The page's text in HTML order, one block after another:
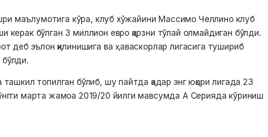
маълумотига кўра, клуб хўжайини Массимо Челлино клуб
керак бўлган 3 миллион евро қарзни тўлай олмайдиган бўлди.
деб эълон қилинишига ва ҳаваскорлар лигасига тушириб
топилган бўлиб, шу пайтда қадар энг юқори лигада 23
марта жамоа 2019/20 йилги мавсумда А Серияда кўриниш